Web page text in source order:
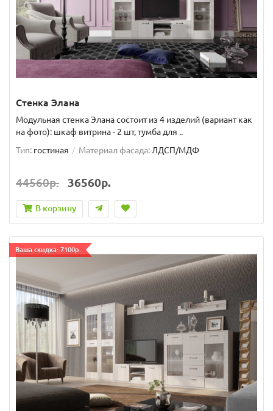
Стенка Элана
Модульная стенка Элана состоит из 4 изделий (вариант как
на фото): шкаф витрина - 2 шт, тумба для ..
Тип: гостиная Материал фасада: ЛДСП/МДФ
44560р. 36560р.
В корзину
Ваша скидка: 7100р.